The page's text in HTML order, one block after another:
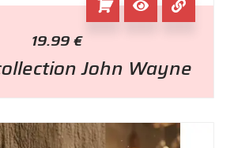
19.99€
John Wayne